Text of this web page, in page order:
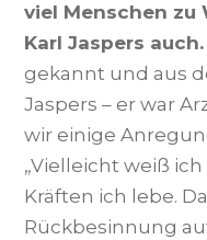
viel Menschen zu
Karl Jaspers auch.
gekannt und aus
Jaspers – er war
wir einige
„Vielleicht weiß
Kräften ich lebe.
Rückbesinnung